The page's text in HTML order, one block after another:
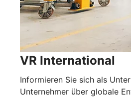
VR International
Informieren Sie sich als
Unternehmer über globale